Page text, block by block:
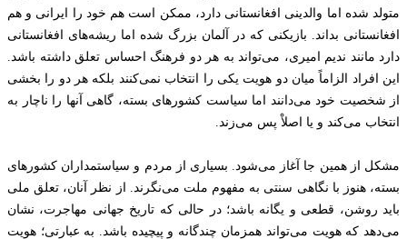
متولد شده اما والدینی افغانستانی دارد، ممکن است هم خود را ایرانی و هم
افغانستانی بداند. بازیکنی که در آلمان بزرگ شده اما ریشه‌های افغانستانی
دارد مانند ندیم امیری، می‌تواند به هر دو فرهنگ احساس تعلق داشته باشد.
این افراد الزاماً میان دو هویت یکی را انتخاب نمی‌کنند بلکه هر دو را بخشی
از شخصیت خود می‌دانند اما سیاست کشورهای بسته، گاهی آنها را ناچار به
انتخاب می‌کند و یا اصلاْ پس می‌زند.
مشکل از همین جا آغاز می‌شود. بسیاری از مردم و سیاستمداران کشورهای
بسته، هنوز با نگاهی سنتی به مفهوم ملت می‌نگرند. از نظر آنان، تعلق ملی
باید روشن، قطعی و یگانه باشد؛ در حالی که تاریخ جهانی مهاجرت، نشان
می‌دهد که هویت می‌تواند همزمان چندگانه و پیچیده باشد. به عبارتی؛ هویت